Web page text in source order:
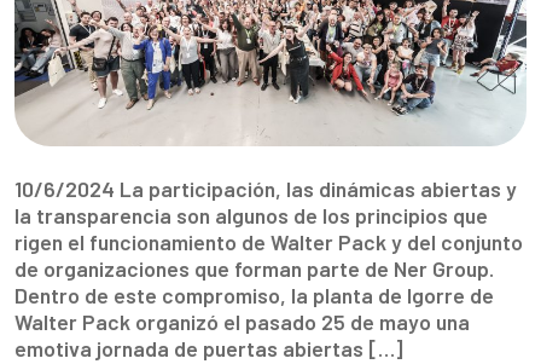
10/6/2024 La participación, las dinámicas abiertas y
la transparencia son algunos de los principios que
rigen el funcionamiento de Walter Pack y del conjunto
de organizaciones que forman parte de Ner Group.
Dentro de este compromiso, la planta de Igorre de
Walter Pack organizó el pasado 25 de mayo una
emotiva jornada de puertas abiertas […]